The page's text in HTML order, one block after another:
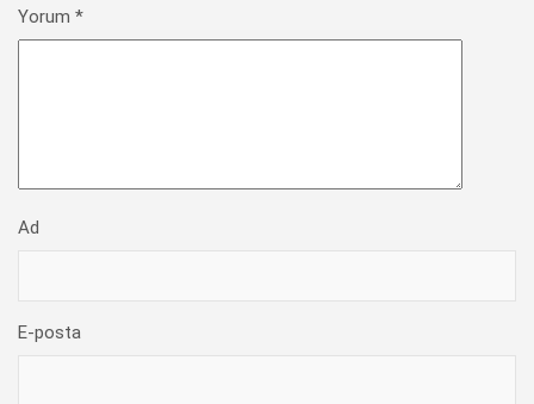
Yorum *
Ad
E-posta